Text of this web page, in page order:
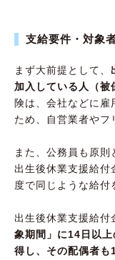
支給要件・対象
まず大前提として、
加入している人（被
険は、会社などに
ため、自営業者やフ
また、公務員も原則
出生後休業支援給付
度で同じような給付
出生後休業支援給付
象期間」に14日以
得し、その配偶者も